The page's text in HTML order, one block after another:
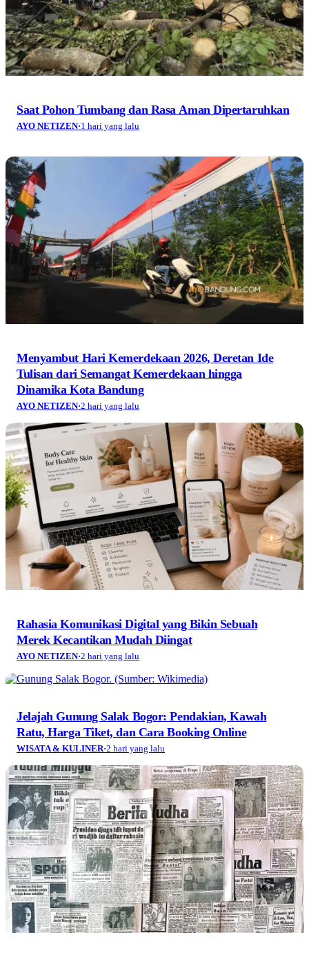
Saat Pohon Tumbang dan Rasa Aman Dipertaruhkan
AYO NETIZEN·1 hari yang lalu
Menyambut Hari Kemerdekaan 2026, Deretan Ide
Tulisan dari Semangat Kemerdekaan hingga
Dinamika Kota Bandung
AYO NETIZEN·2 hari yang lalu
Rahasia Komunikasi Digital yang Bikin Sebuah
Merek Kecantikan Mudah Diingat
AYO NETIZEN·2 hari yang lalu
Jelajah Gunung Salak Bogor: Pendakian, Kawah
Ratu, Harga Tiket, dan Cara Booking Online
WISATA & KULINER·2 hari yang lalu